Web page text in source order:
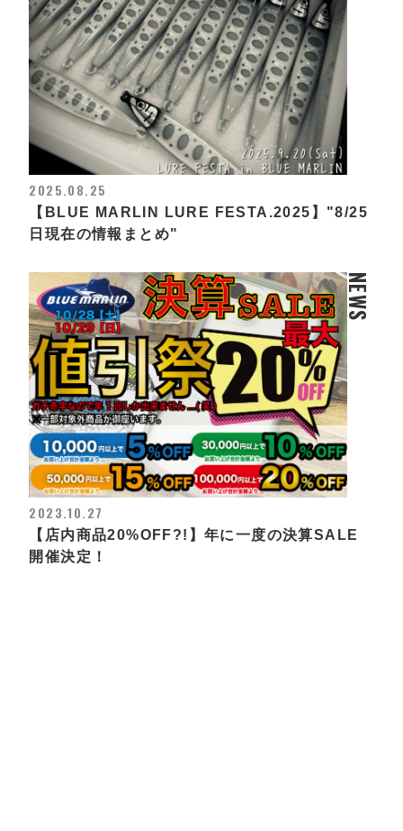
2025.08.25
【BLUE MARLIN LURE FESTA.2025】"8/25
日現在の情報まとめ"
NEWS
2023.10.27
【店内商品20%OFF?!】年に一度の決算SALE
開催決定！